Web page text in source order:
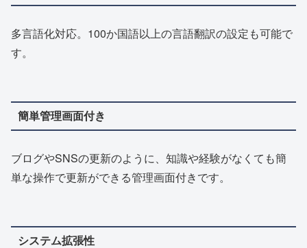
多言語化対応。100か国語以上の言語翻訳の設定も可能で
す。
簡単管理画面付き
ブログやSNSの更新のように、知識や経験がなくても簡
単な操作で更新ができる管理画面付きです。
システム拡張性